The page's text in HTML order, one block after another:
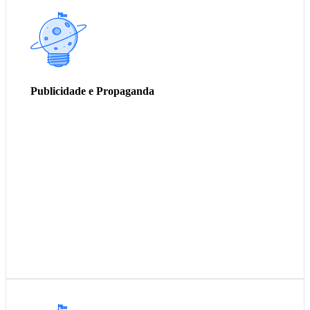
Publicidade e Propaganda
Filme Adesivado de PVC
Fita adesiva de BOPP
Plástico Bolha